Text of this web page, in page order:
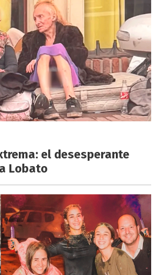
el desesperante
Lobato